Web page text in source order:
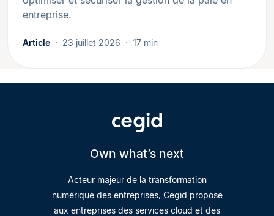
entreprise.
Article 23 juillet 2026 17 min
Own what’s next
Acteur majeur de la transformation
numérique des entreprises, Cegid propose
aux entreprises des services cloud et des